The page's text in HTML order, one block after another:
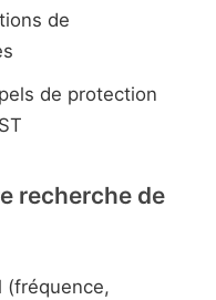
de
de protection
recherche de
(fréquence,